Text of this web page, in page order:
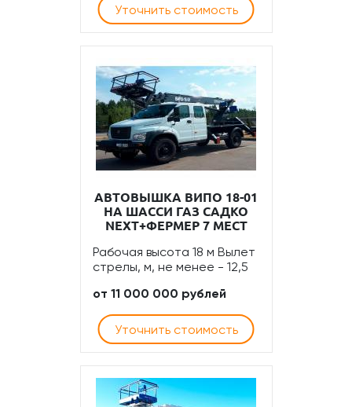
Уточнить стоимость
АВТОВЫШКА ВИПО 18-01
НА ШАССИ ГАЗ САДКО
NEXT+ФЕРМЕР 7 МЕСТ
Рабочая высота 18 м Вылет
стрелы, м, не менее - 12,5
от 11 000 000 рублей
Уточнить стоимость